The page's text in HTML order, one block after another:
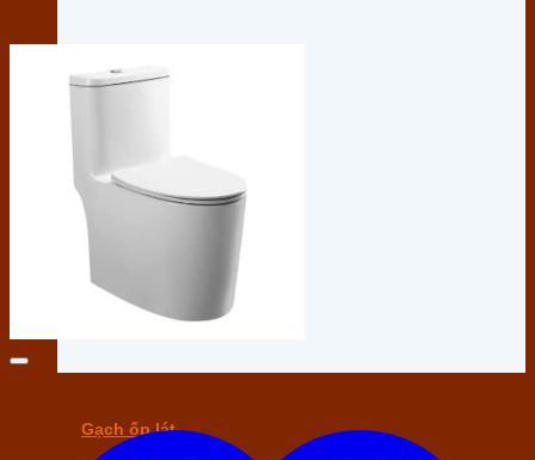
Gạch ốp lát